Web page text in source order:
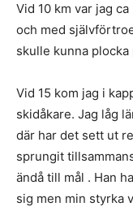
Vid 10 km var jag
och med
skulle kunna
Vid 15 kom jag i
skidåkare. Jag låg
där har det sett ut
sprungit
ändå till mål . Han
sig men min styrka